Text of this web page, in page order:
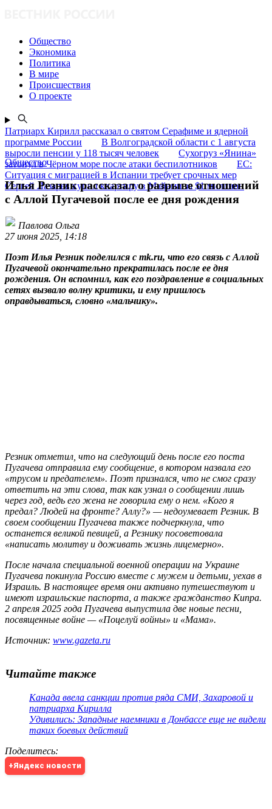
Общество
Экономика
Политика
В мире
Происшествия
О проекте
Патриарх Кирилл рассказал о святом Серафиме и ядерной
программе России
В Волгоградской области с 1 августа
выросли пенсии у 118 тысяч человек
Сухогруз «Янина»
затонул в Чёрном море после атаки беспилотников
ЕС:
Ситуация с миграцией в Испании требует срочных мер
Сергей Лазарев купил квартиру в Майами за $1 миллион
Общество
Илья Резник рассказал о разрыве отношений
с Аллой Пугачевой после ее дня рождения
Павлова Ольга
27 июня 2025, 14:18
Поэт Илья Резник поделился с mk.ru, что его связь с Аллой
Пугачевой окончательно прекратилась после ее дня
рождения. Он вспомнил, как его поздравление в социальных
сетях вызвало волну критики, и ему пришлось
оправдываться, словно «мальчику».
Резник отметил, что на следующий день после его поста
Пугачева отправила ему сообщение, в котором назвала его
«трусом и предателем». Поэт признался, что не смог сразу
ответить на эти слова, так как узнал о сообщении лишь
через год, ведь его жена не говорила ему о нем. «Кого я
предал? Людей на фронте? Аллу?» — недоумевает Резник. В
своем сообщении Пугачева также подчеркнула, что
останется великой певицей, а Резнику посоветовала
«написать молитву и доживать жизнь лицемерно».
После начала специальной военной операции на Украине
Пугачева покинула Россию вместе с мужем и детьми, уехав в
Израиль. В настоящее время они активно путешествуют и
имеют израильские паспорта, а также гражданство Кипра.
2 апреля 2025 года Пугачева выпустила две новые песни,
посвященные войне — «Поцелуй войны» и «Мама».
Источник: www.gazeta.ru
Читайте также
Канада ввела санкции против ряда СМИ, Захаровой и
патриарха Кирилла
Удивились: Западные наемники в Донбассе еще не видели
таких боевых действий
Поделитесь:
+Яндекс новости